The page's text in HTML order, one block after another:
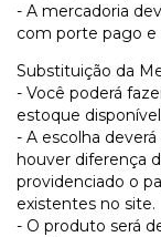
- A mercadoria
com porte pago e
Substituição da
- Você poderá
estoque
- A escolha
houver diferença
providenciado o
existentes no site.
- O produto será